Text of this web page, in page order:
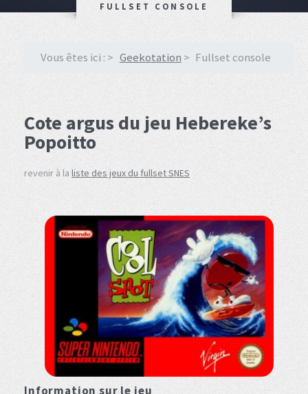
FULLSET CONSOLE
Vous êtes ici : Geekotation Fullset console
Cote argus du jeu Hebereke’s
Popoitto
revenir à la liste des jeux du fullset SNES
Information sur le jeu